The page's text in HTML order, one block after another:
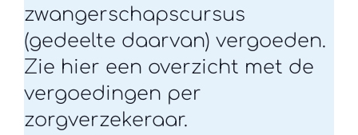
zwangerschapscursus
(gedeelte daarvan) vergoeden.
Zie hier een overzicht met de
vergoedingen per
zorgverzekeraar.